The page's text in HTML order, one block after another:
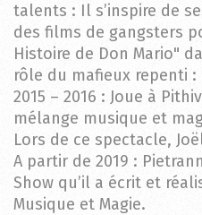
™
talents : Il s’inspire de
des films de gangsters
Histoire de Don Mario"
rôle du mafieux repenti :
2015 – 2016 : Joue à
mélange musique et
Lors de ce spectacle,
A partir de 2019 :
Show qu’il a écrit et
Musique et Magie.